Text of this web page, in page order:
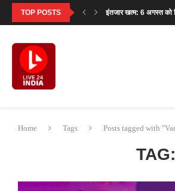
TOP POSTS इंतजार खत्म: 6 अगस्त को
Home Tags Posts tagged with
TAG: